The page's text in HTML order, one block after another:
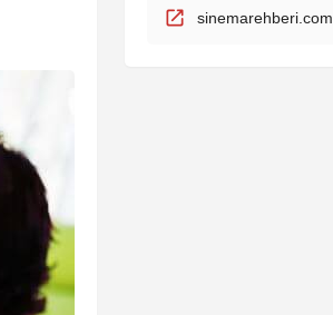
sinemarehberi.com